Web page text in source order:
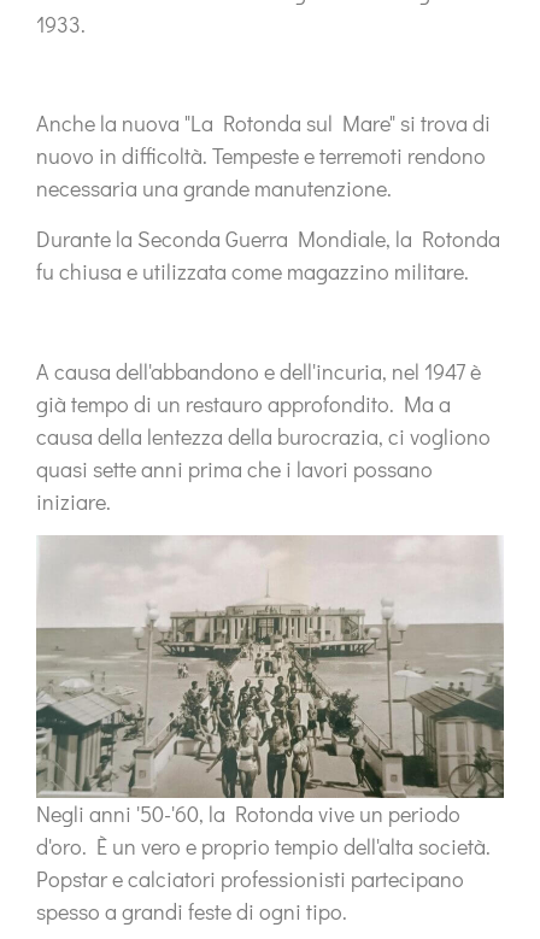
1933.
Anche la nuova "La Rotonda sul Mare" si trova di
nuovo in difficoltà. Tempeste e terremoti rendono
necessaria una grande manutenzione.
Durante la Seconda Guerra Mondiale, la Rotonda
fu chiusa e utilizzata come magazzino militare.
A causa dell'abbandono e dell'incuria, nel 1947 è
già tempo di un restauro approfondito. Ma a
causa della lentezza della burocrazia, ci vogliono
quasi sette anni prima che i lavori possano
iniziare.
Negli anni '50-'60, la Rotonda vive un periodo
d'oro. È un vero e proprio tempio dell'alta società.
Popstar e calciatori professionisti partecipano
spesso a grandi feste di ogni tipo.